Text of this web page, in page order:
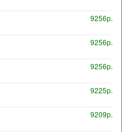
9256р.
9256р.
9256р.
9225р.
9209р.